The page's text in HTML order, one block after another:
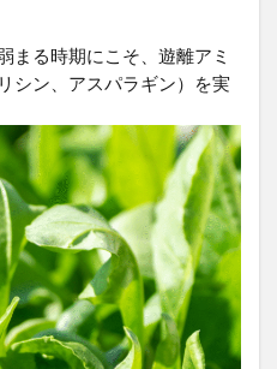
まる時期にこそ、遊離アミ
シン、アスパラギン）を実